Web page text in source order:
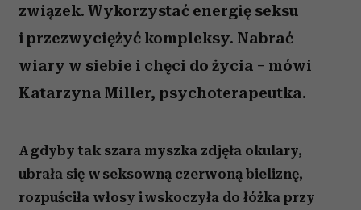
związek. Wykorzystać energię seksu
i przezwyciężyć kompleksy. Nabrać
wiary w siebie i chęci do życia – mówi
Katarzyna Miller, psychoterapeutka.
A gdyby tak szara myszka zdjęła okulary,
ubrała się w seksowną czerwoną bieliznę,
rozpuściła włosy i wskoczyła do łóżka przy